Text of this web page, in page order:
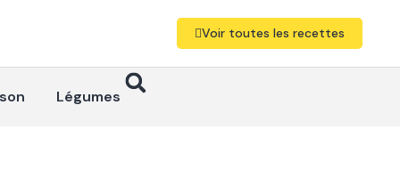
Voir toutes les recettes
Légumes